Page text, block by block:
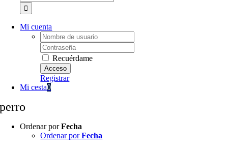
Mi cuenta
Username:
Password:
Recuérdame
Registrar
Mi cesta0
perro
Ordenar porFecha
Ordenar porFecha